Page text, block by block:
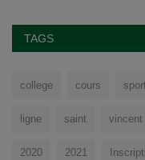
TAGS
college cours sport
ligne saint vincent
2020 2021